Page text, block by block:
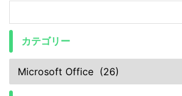
カテゴリー